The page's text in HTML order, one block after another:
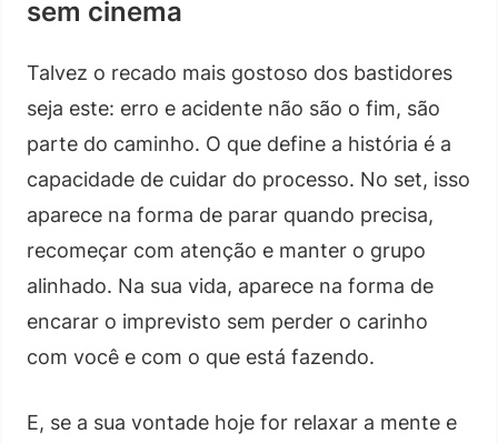
sem cinema
Talvez o recado mais gostoso dos bastidores
seja este: erro e acidente não são o fim, são
parte do caminho. O que define a história é a
capacidade de cuidar do processo. No set, isso
aparece na forma de parar quando precisa,
recomeçar com atenção e manter o grupo
alinhado. Na sua vida, aparece na forma de
encarar o imprevisto sem perder o carinho
com você e com o que está fazendo.
E, se a sua vontade hoje for relaxar a mente e